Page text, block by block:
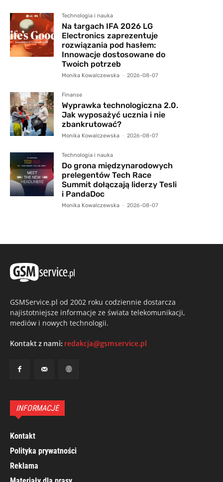
Technologia i nauka
Na targach IFA 2026 LG
Electronics zaprezentuje
rozwiązania pod hasłem:
Innowacje dostosowane do
Twoich potrzeb
Monika Kowalczewska - 2026-08-07
Finanse
Wyprawka technologiczna 2.0.
Jak wyposażyć ucznia i nie
zbankrutować?
Monika Kowalczewska - 2026-08-07
Technologia i nauka
Do grona międzynarodowych
prelegentów Tech Race
Summit dołączają liderzy Tesli
i PandaDoc
Monika Kowalczewska - 2026-08-07
GSMService.pl od 2002 roku codziennie dostarcza
najistotniejsze informacje ze świata telekomunikacji,
mediów i nowych technologii.
Kontakt z nami: redakcja@gsmservice.pl
INFORMACJE
Kontakt
Polityka prywatności
Reklama